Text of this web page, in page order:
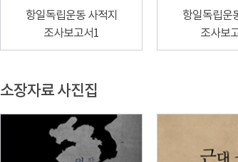
항일독립운동 사적지
조사보고서1
항일독립운
조사보
소장자료 사진집